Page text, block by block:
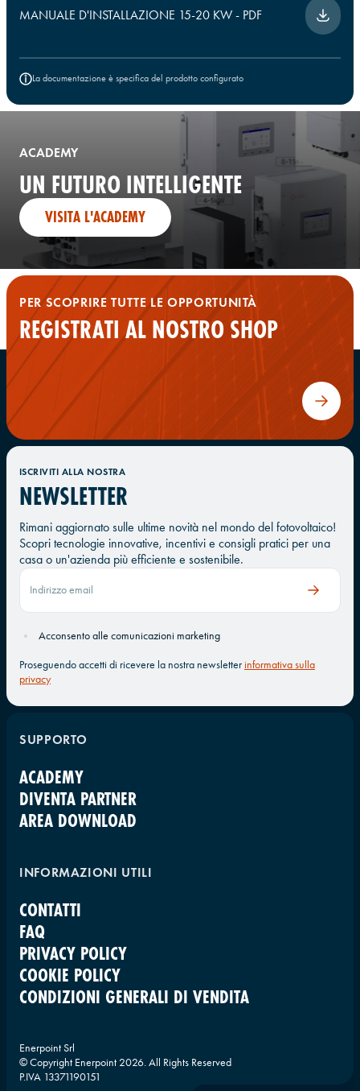
MANUALE D'INSTALLAZIONE 15-20 KW - PDF
La documentazione è specifica del prodotto configurato
ACADEMY
UN FUTURO INTELLIGENTE
VISITA L'ACADEMY
PER SCOPRIRE TUTTE LE OPPORTUNITÀ
REGISTRATI AL NOSTRO SHOP
ISCRIVITI ALLA NOSTRA
NEWSLETTER
Rimani aggiornato sulle ultime novità nel mondo del fotovoltaico!
Scopri tecnologie innovative, incentivi e consigli pratici per una
casa o un'azienda più efficiente e sostenibile.
Acconsento alle comunicazioni marketing
Proseguendo accetti di ricevere la nostra newsletterinformativa sulla
privacy
SUPPORTO
ACADEMY
DIVENTA PARTNER
AREA DOWNLOAD
INFORMAZIONI UTILI
CONTATTI
FAQ
PRIVACY POLICY
COOKIE POLICY
CONDIZIONI GENERALI DI VENDITA
Enerpoint Srl
© Copyright Enerpoint 2026. All Rights Reserved
P.IVA 13371190151